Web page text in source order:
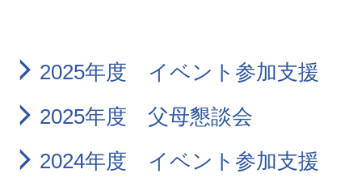
2025年度 イベント参加支援
2025年度 父母懇談会
2024年度 イベント参加支援